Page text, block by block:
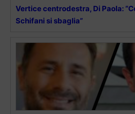
Vertice centrodestra, Di Paola:
Schifani si sbaglia”